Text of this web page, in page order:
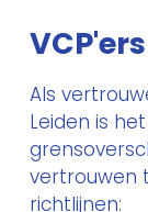
VCP'ers
Als
Leiden is
vertrouwen
richtlijnen: